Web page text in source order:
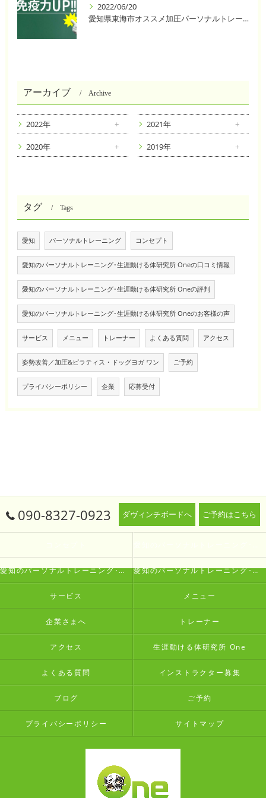
2022/06/20
愛知県東海市オススメ加圧パーソナルトレーニングジム One❣️
アーカイブ Archive
2022年 2021年
2020年 2019年
タグ Tags
愛知 パーソナルトレーニング コンセプト
愛知のパーソナルトレーニング･生涯動ける体研究所 Oneの口コミ情報
愛知のパーソナルトレーニング･生涯動ける体研究所 Oneの評判
愛知のパーソナルトレーニング･生涯動ける体研究所 Oneのお客様の声
サービス メニュー トレーナー よくある質問 アクセス
姿勢改善／加圧&ピラティス・ドッグヨガ ワン ご予約
プライバシーポリシー 企業 応募受付
090-8327-0923 ダヴィンチボードへ ご予約はこちら
愛知のパーソナルトレーニング･生涯動ける体研究所 Oneの評判 愛知のパーソナルトレーニング･生涯動ける体研究所 Oneのお客様の声
サービス メニュー
企業さまへ トレーナー
アクセス 生涯動ける体研究所 One
よくある質問 インストラクター募集
ブログ ご予約
プライバシーポリシー サイトマップ